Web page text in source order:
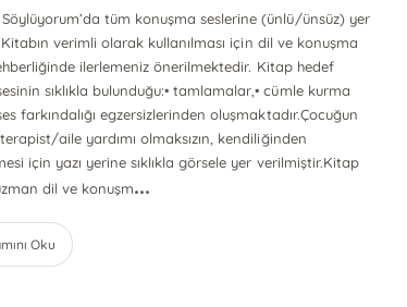
Söylüyorum’da tüm konuşma seslerine (ünlü/ünsüz) yer
verimli olarak kullanılması için dil ve konuşma
ilerlemeniz önerilmektedir. Kitap hedef
sıklıkla bulunduğu:• tamlamalar,• cümle kurma
farkındalığı egzersizlerinden oluşmaktadır.Çocuğun
aile yardımı olmaksızın, kendiliğinden
için yazı yerine sıklıkla görsele yer verilmiştir.Kitap
dil ve konuşm...
Oku